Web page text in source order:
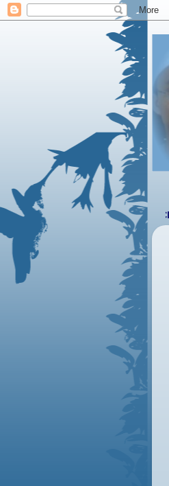
عليكم ورحمة الله وبركاتة
YA RABB BERILAH CINTAMU,